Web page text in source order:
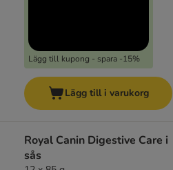
Lägg till kupong - spara -15%
Lägg till i varukorg
Royal Canin Digestive Care i
sås